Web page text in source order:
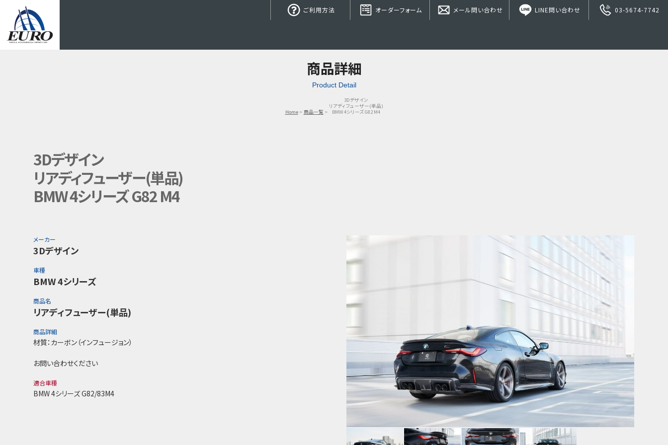
ご利用方法 オーダーフォーム メール問い合わせ LINE問い合わせ 03-5674-7742
商品詳細
Product Detail
Home 商品一覧
3Dデザイン
リアディフューザー(単品)
BMW 4シリーズ G82 M4
3Dデザイン
リアディフューザー(単品)
BMW 4シリーズ G82 M4
メーカー
3Dデザイン
車種
BMW 4シリーズ
商品名
リアディフューザー(単品)
商品詳細
材質：カーボン（インフュージョン）
お問い合わせください
適合車種
BMW 4シリーズ G82/83M4